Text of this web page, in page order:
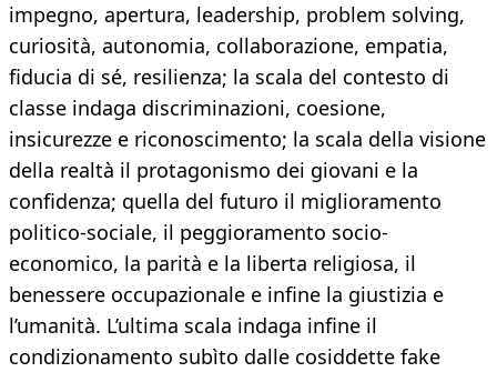
impegno, apertura, leadership, problem solving,
curiosità, autonomia, collaborazione, empatia,
fiducia di sé, resilienza; la scala del contesto di
classe indaga discriminazioni, coesione,
insicurezze e riconoscimento; la scala della visione
della realtà il protagonismo dei giovani e la
confidenza; quella del futuro il miglioramento
politico-sociale, il peggioramento socio-
economico, la parità e la liberta religiosa, il
benessere occupazionale e infine la giustizia e
l’umanità. L’ultima scala indaga infine il
condizionamento subìto dalle cosiddette fake